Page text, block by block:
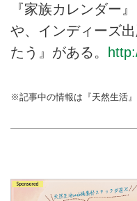
『家族カレンダー
や、インディーズ
たう』がある。
※記事中の情報は『天然生活